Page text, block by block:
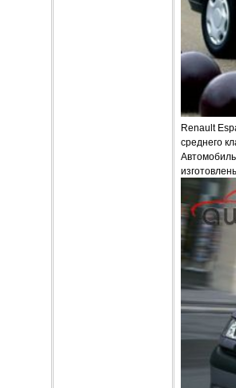
Renault
среднего